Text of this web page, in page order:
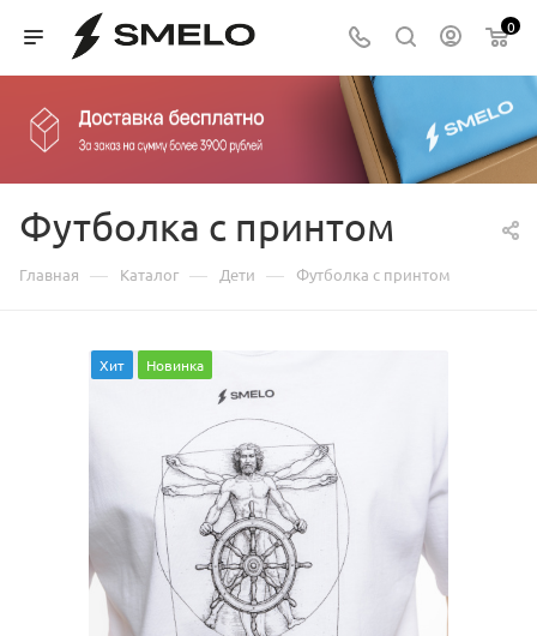
0
Футболка с принтом
Главная — Каталог — Дети — Футболка с принтом
Хит Новинка